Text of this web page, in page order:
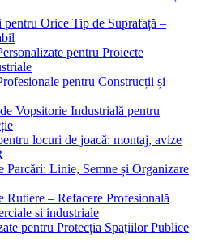
pentru Orice Tip de Suprafață –
pentru Proiecte
pentru Construcții și
Vopsitorie Industrială pentru
locuri de joacă: montaj, avize
Parcări: Linie, Semne și Organizare
Rutiere – Refacere Profesională
si industriale
pentru Protecția Spațiilor Publice